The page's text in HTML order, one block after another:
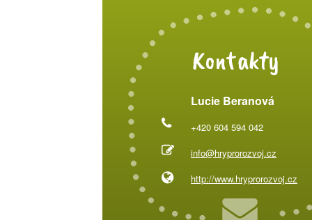
Kontakty
Lucie Beranová
+420 604 594 042
info@hryprorozvoj.cz
http://www.hryprorozvoj.cz